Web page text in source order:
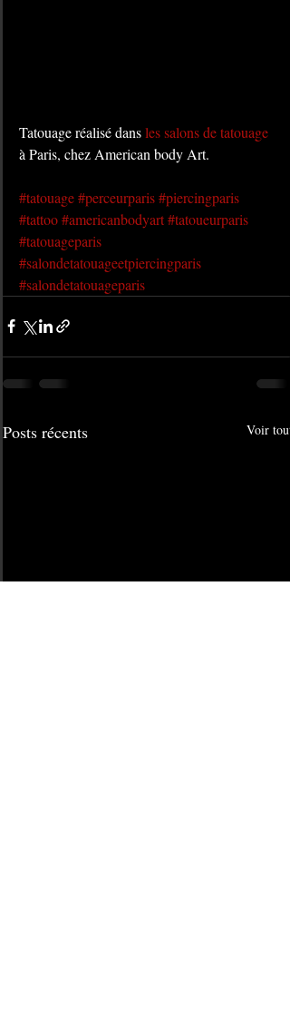
Tatouage réalisé dans les salons de tatouage
à Paris, chez American body Art.
#tatouage#perceurparis#piercingparis
#tattoo#americanbodyart#tatoueurparis
#tatouageparis
#salondetatouageetpiercingparis
#salondetatouageparis
Posts récents Voir tout